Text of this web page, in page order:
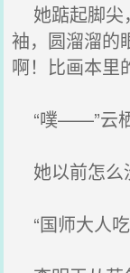
她踮起脚尖
袖，圆溜溜的
啊！比画本里
“噗——”云栖
她以前怎么
“国师大人